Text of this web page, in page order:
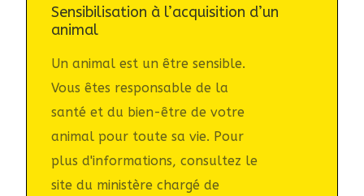
Sensibilisation à l’acquisition d’un
animal
Un animal est un être sensible.
Vous êtes responsable de la
santé et du bien-être de votre
animal pour toute sa vie. Pour
plus d'informations, consultez le
site du ministère chargé de